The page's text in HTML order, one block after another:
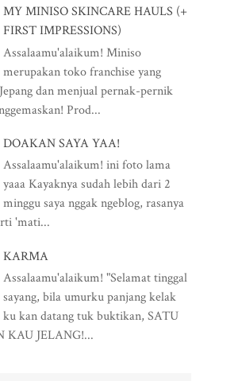
MY MINISO SKINCARE HAULS (+
FIRST IMPRESSIONS)
Assalaamu'alaikum! Miniso
merupakan toko franchise yang
dan menjual pernak-pernik
Prod...
DOAKAN SAYA YAA!
Assalaamu'alaikum! ini foto lama
yaaa Kayaknya sudah lebih dari 2
minggu saya nggak ngeblog, rasanya
'mati...
KARMA
Assalaamu'alaikum! "Selamat tinggal
sayang, bila umurku panjang kelak
ku kan datang tuk buktikan, SATU
KAU JELANG!...